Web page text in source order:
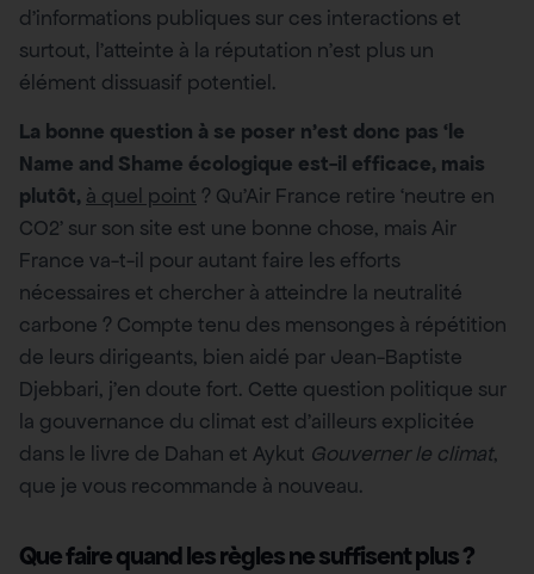
d’informations publiques sur ces interactions et
surtout, l’atteinte à la réputation n’est plus un
élément dissuasif potentiel.
La bonne question à se poser n’est donc pas ‘le
Name and Shame écologique est-il efficace, mais
plutôt, à quel point ? Qu’Air France retire ‘neutre en
CO2’ sur son site est une bonne chose, mais Air
France va-t-il pour autant faire les efforts
nécessaires et chercher à atteindre la neutralité
carbone ? Compte tenu des mensonges à répétition
de leurs dirigeants, bien aidé par Jean-Baptiste
Djebbari, j’en doute fort. Cette question politique sur
la gouvernance du climat est d’ailleurs explicitée
dans le livre de Dahan et Aykut Gouverner le climat,
que je vous recommande à nouveau.
Que faire quand les règles ne suffisent plus ?